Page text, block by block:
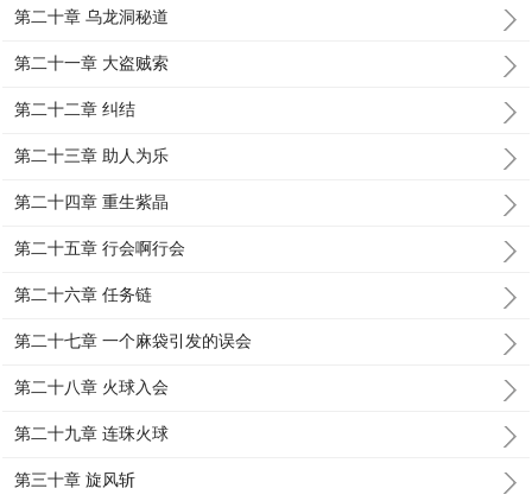
第二十章 乌龙洞秘道
第二十一章 大盗贼索
第二十二章 纠结
第二十三章 助人为乐
第二十四章 重生紫晶
第二十五章 行会啊行会
第二十六章 任务链
第二十七章 一个麻袋引发的误会
第二十八章 火球入会
第二十九章 连珠火球
第三十章 旋风斩